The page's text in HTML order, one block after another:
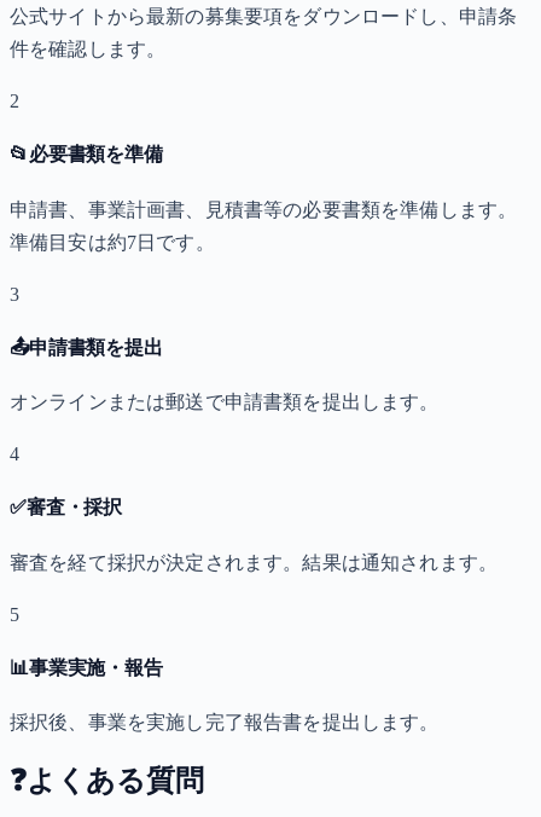
公式サイトから最新の募集要項をダウンロードし、申請条
件を確認します。
2
📂 必要書類を準備
申請書、事業計画書、見積書等の必要書類を準備します。
準備目安は約7日です。
3
📤申請書類を提出
オンラインまたは郵送で申請書類を提出します。
4
✅審査・採択
審査を経て採択が決定されます。結果は通知されます。
5
📊事業実施・報告
採択後、事業を実施し完了報告書を提出します。
❓よくある質問